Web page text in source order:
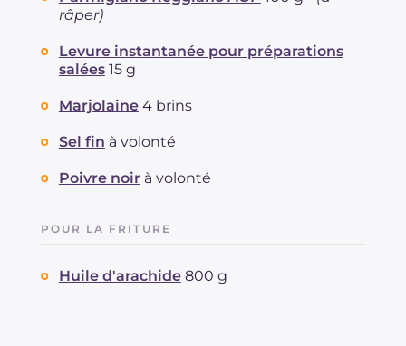
râper)
Levure instantanée pour préparations
salées 15 g
Marjolaine 4 brins
Sel fin à volonté
Poivre noir à volonté
POUR LA FRITURE
Huile d'arachide 800 g